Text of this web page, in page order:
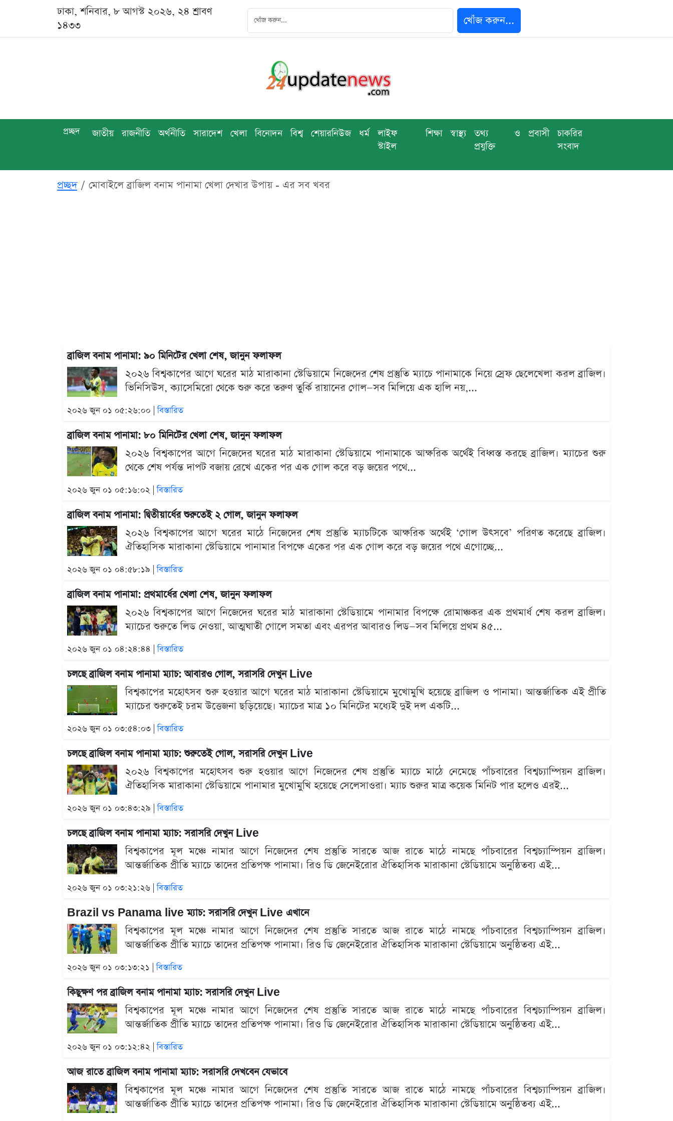
ঢাকা, শনিবার, ৮ আগস্ট ২০২৬, ২৪ শ্রাবণ
১৪৩৩
খোঁজ করুন...
প্রচ্ছদ জাতীয় রাজনীতি অর্থনীতি সারাদেশ খেলা বিনোদন বিশ্ব শেয়ারনিউজ ধর্ম
লাইফ
স্টাইল
শিক্ষা স্বাস্থ্য
তথ্য ও
প্রযুক্তি
প্রবাসী
চাকরির
সংবাদ
প্রচ্ছদ মোবাইলে ব্রাজিল বনাম পানামা খেলা দেখার উপায় - এর সব খবর
ব্রাজিল বনাম পানামা: ৯০ মিনিটের খেলা শেষ, জানুন ফলাফল
২০২৬ বিশ্বকাপের আগে ঘরের মাঠ মারাকানা স্টেডিয়ামে নিজেদের শেষ প্রস্তুতি ম্যাচে পানামাকে নিয়ে স্রেফ ছেলেখেলা করল ব্রাজিল।
ভিনিসিউস, ক্যাসেমিরো থেকে শুরু করে তরুণ তুর্কি রায়ানের গোল—সব মিলিয়ে এক হালি নয়,...
২০২৬ জুন ০১ ০৫:২৬:০০ |বিস্তারিত
ব্রাজিল বনাম পানামা: ৮০ মিনিটের খেলা শেষ, জানুন ফলাফল
২০২৬ বিশ্বকাপের আগে নিজেদের ঘরের মাঠ মারাকানা স্টেডিয়ামে পানামাকে আক্ষরিক অর্থেই বিধ্বস্ত করছে ব্রাজিল। ম্যাচের শুরু
থেকে শেষ পর্যন্ত দাপট বজায় রেখে একের পর এক গোল করে বড় জয়ের পথে...
২০২৬ জুন ০১ ০৫:১৬:০২ |বিস্তারিত
ব্রাজিল বনাম পানামা: দ্বিতীয়ার্ধের শুরুতেই ২ গোল, জানুন ফলাফল
২০২৬ বিশ্বকাপের আগে ঘরের মাঠে নিজেদের শেষ প্রস্তুতি ম্যাচটিকে আক্ষরিক অর্থেই ‘গোল উৎসবে’ পরিণত করেছে ব্রাজিল।
ঐতিহাসিক মারাকানা স্টেডিয়ামে পানামার বিপক্ষে একের পর এক গোল করে বড় জয়ের পথে এগোচ্ছে...
২০২৬ জুন ০১ ০৪:৫৮:১৯ |বিস্তারিত
ব্রাজিল বনাম পানামা: প্রথমার্ধের খেলা শেষ, জানুন ফলাফল
২০২৬ বিশ্বকাপের আগে নিজেদের ঘরের মাঠ মারাকানা স্টেডিয়ামে পানামার বিপক্ষে রোমাঞ্চকর এক প্রথমার্ধ শেষ করল ব্রাজিল।
ম্যাচের শুরুতে লিড নেওয়া, আত্মঘাতী গোলে সমতা এবং এরপর আবারও লিড—সব মিলিয়ে প্রথম ৪৫...
২০২৬ জুন ০১ ০৪:২৪:৪৪ |বিস্তারিত
চলছে ব্রাজিল বনাম পানামা ম্যাচ: আবারও গোল, সরাসরি দেখুন Live
বিশ্বকাপের মহোৎসব শুরু হওয়ার আগে ঘরের মাঠ মারাকানা স্টেডিয়ামে মুখোমুখি হয়েছে ব্রাজিল ও পানামা। আন্তর্জাতিক এই প্রীতি
ম্যাচের শুরুতেই চরম উত্তেজনা ছড়িয়েছে। ম্যাচের মাত্র ১০ মিনিটের মধ্যেই দুই দল একটি...
২০২৬ জুন ০১ ০৩:৫৪:০৩ |বিস্তারিত
চলছে ব্রাজিল বনাম পানামা ম্যাচ: শুরুতেই গোল, সরাসরি দেখুন Live
২০২৬ বিশ্বকাপের মহোৎসব শুরু হওয়ার আগে নিজেদের শেষ প্রস্তুতি ম্যাচে মাঠে নেমেছে পাঁচবারের বিশ্বচ্যাম্পিয়ন ব্রাজিল।
ঐতিহাসিক মারাকানা স্টেডিয়ামে পানামার মুখোমুখি হয়েছে সেলেসাওরা। ম্যাচ শুরুর মাত্র কয়েক মিনিট পার হলেও এরই...
২০২৬ জুন ০১ ০৩:৪৩:২৯ |বিস্তারিত
চলছে ব্রাজিল বনাম পানামা ম্যাচ: সরাসরি দেখুন Live
বিশ্বকাপের মূল মঞ্চে নামার আগে নিজেদের শেষ প্রস্তুতি সারতে আজ রাতে মাঠে নামছে পাঁচবারের বিশ্বচ্যাম্পিয়ন ব্রাজিল।
আন্তর্জাতিক প্রীতি ম্যাচে তাদের প্রতিপক্ষ পানামা। রিও ডি জেনেইরোর ঐতিহাসিক মারাকানা স্টেডিয়ামে অনুষ্ঠিতব্য এই...
২০২৬ জুন ০১ ০৩:২১:২৬ |বিস্তারিত
Brazil vs Panama live ম্যাচ: সরাসরি দেখুন Live এখানে
বিশ্বকাপের মূল মঞ্চে নামার আগে নিজেদের শেষ প্রস্তুতি সারতে আজ রাতে মাঠে নামছে পাঁচবারের বিশ্বচ্যাম্পিয়ন ব্রাজিল।
আন্তর্জাতিক প্রীতি ম্যাচে তাদের প্রতিপক্ষ পানামা। রিও ডি জেনেইরোর ঐতিহাসিক মারাকানা স্টেডিয়ামে অনুষ্ঠিতব্য এই...
২০২৬ জুন ০১ ০৩:১৩:২১ |বিস্তারিত
কিছুক্ষণ পর ব্রাজিল বনাম পানামা ম্যাচ: সরাসরি দেখুন Live
বিশ্বকাপের মূল মঞ্চে নামার আগে নিজেদের শেষ প্রস্তুতি সারতে আজ রাতে মাঠে নামছে পাঁচবারের বিশ্বচ্যাম্পিয়ন ব্রাজিল।
আন্তর্জাতিক প্রীতি ম্যাচে তাদের প্রতিপক্ষ পানামা। রিও ডি জেনেইরোর ঐতিহাসিক মারাকানা স্টেডিয়ামে অনুষ্ঠিতব্য এই...
২০২৬ জুন ০১ ০৩:১২:৪২ |বিস্তারিত
আজ রাতে ব্রাজিল বনাম পানামা ম্যাচ: সরাসরি দেখবেন যেভাবে
বিশ্বকাপের মূল মঞ্চে নামার আগে নিজেদের শেষ প্রস্তুতি সারতে আজ রাতে মাঠে নামছে পাঁচবারের বিশ্বচ্যাম্পিয়ন ব্রাজিল।
আন্তর্জাতিক প্রীতি ম্যাচে তাদের প্রতিপক্ষ পানামা। রিও ডি জেনেইরোর ঐতিহাসিক মারাকানা স্টেডিয়ামে অনুষ্ঠিতব্য এই...